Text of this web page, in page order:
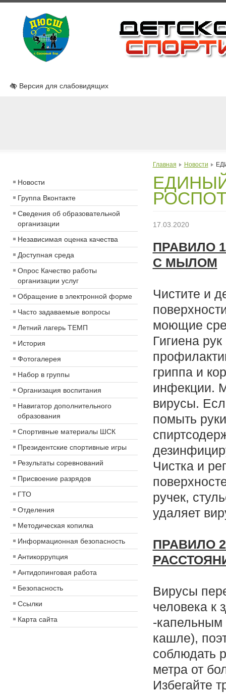
Версия для слабовидящих
Новости
Группа Вконтакте
Сведения об образовательной
организации
Независимая оценка качества
Доступная среда
Опрос Качество работы
организации услуг
Обращение в электронной форме
Часто задаваемые вопросы
Летний лагерь ТЕМП
История
Фотогалерея
Набор в группы
Организация воспитания
Навигатор дополнительного
образования
Спортивные материалы ШСК
Президентские спортивные игры
Результаты соревнований
Присвоение разрядов
ГТО
Отделения
Методическая копилка
Информационная безопасность
Антикоррупция
Антидопинговая работа
Безопасность
Ссылки
Карта сайта
Главная Новости
17.03.2020
ПРАВИЛО
С МЫЛОМ
Чистите и
моющие
Гигиена
гриппа и
инфекции.
вирусы.
помыть
Чистка и
ручек,
удаляет
ПРАВИЛО
Вирусы
человека к
-капельным
кашле),
соблюдать
метра от
Избегайте